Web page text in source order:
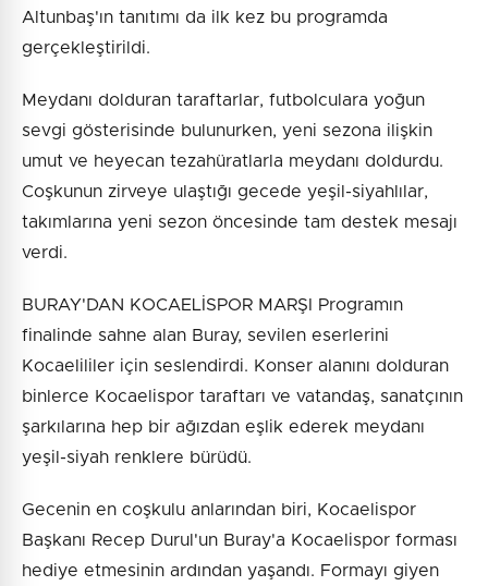
Altunbaş'ın tanıtımı da ilk kez bu programda
gerçekleştirildi.
Meydanı dolduran taraftarlar, futbolculara yoğun
sevgi gösterisinde bulunurken, yeni sezona ilişkin
umut ve heyecan tezahüratlarla meydanı doldurdu.
Coşkunun zirveye ulaştığı gecede yeşil-siyahlılar,
takımlarına yeni sezon öncesinde tam destek mesajı
verdi.
BURAY'DAN KOCAELİSPOR MARŞI Programın
finalinde sahne alan Buray, sevilen eserlerini
Kocaelililer için seslendirdi. Konser alanını dolduran
binlerce Kocaelispor taraftarı ve vatandaş, sanatçının
şarkılarına hep bir ağızdan eşlik ederek meydanı
yeşil-siyah renklere bürüdü.
Gecenin en coşkulu anlarından biri, Kocaelispor
Başkanı Recep Durul'un Buray'a Kocaelispor forması
hediye etmesinin ardından yaşandı. Formayı giyen